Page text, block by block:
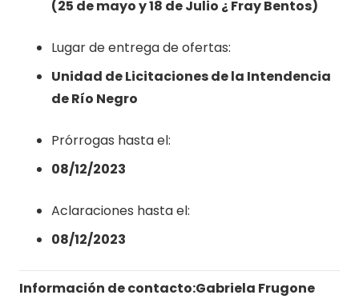
(25 de mayo y 18 de Julio ¿ Fray Bentos)
Lugar de entrega de ofertas:
Unidad de Licitaciones de la Intendencia
de Río Negro
Prórrogas hasta el:
08/12/2023
Aclaraciones hasta el:
08/12/2023
Información de contacto:Gabriela Frugone